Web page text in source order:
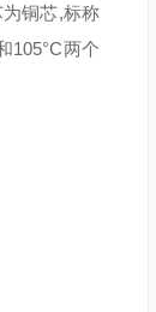
铜芯,标称
105°C两个